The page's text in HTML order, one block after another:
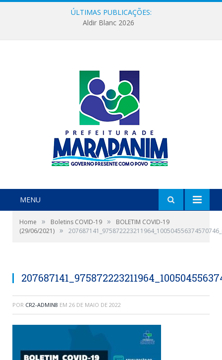
ÚLTIMAS PUBLICAÇÕES:
Aldir Blanc 2026
MENU
Home » Boletins COVID-19 »
BOLETIM COVID-19
(29/06/2021) »
POR CR2-ADMIN8 EM 26 DE MAIO DE 2022